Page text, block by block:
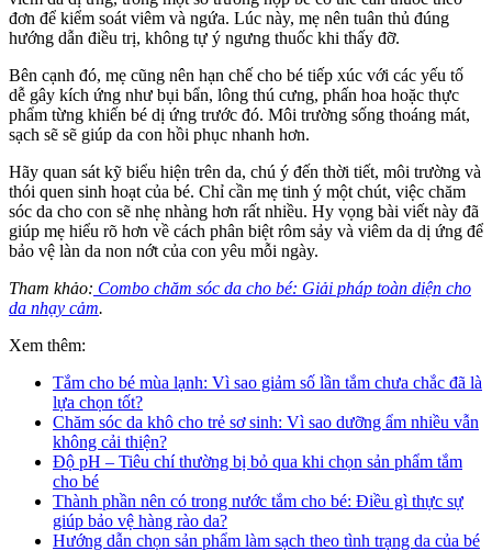
đơn để kiểm soát viêm và ngứa. Lúc này, mẹ nên tuân thủ đúng
hướng dẫn điều trị, không tự ý ngưng thuốc khi thấy đỡ.
Bên cạnh đó, mẹ cũng nên hạn chế cho bé tiếp xúc với các yếu tố
dễ gây kích ứng như bụi bẩn, lông thú cưng, phấn hoa hoặc thực
phẩm từng khiến bé dị ứng trước đó. Môi trường sống thoáng mát,
sạch sẽ sẽ giúp da con hồi phục nhanh hơn.
Hãy quan sát kỹ biểu hiện trên da, chú ý đến thời tiết, môi trường và
thói quen sinh hoạt của bé. Chỉ cần mẹ tinh ý một chút, việc chăm
sóc da cho con sẽ nhẹ nhàng hơn rất nhiều. Hy vọng bài viết này đã
giúp mẹ hiểu rõ hơn về cách phân biệt rôm sảy và viêm da dị ứng để
bảo vệ làn da non nớt của con yêu mỗi ngày.
Tham khảo: Combo chăm sóc da cho bé: Giải pháp toàn diện cho
da nhạy cảm.
Xem thêm:
Tắm cho bé mùa lạnh: Vì sao giảm số lần tắm chưa chắc đã là
lựa chọn tốt?
Chăm sóc da khô cho trẻ sơ sinh: Vì sao dưỡng ẩm nhiều vẫn
không cải thiện?
Độ pH – Tiêu chí thường bị bỏ qua khi chọn sản phẩm tắm
cho bé
Thành phần nên có trong nước tắm cho bé: Điều gì thực sự
giúp bảo vệ hàng rào da?
Hướng dẫn chọn sản phẩm làm sạch theo tình trạng da của bé